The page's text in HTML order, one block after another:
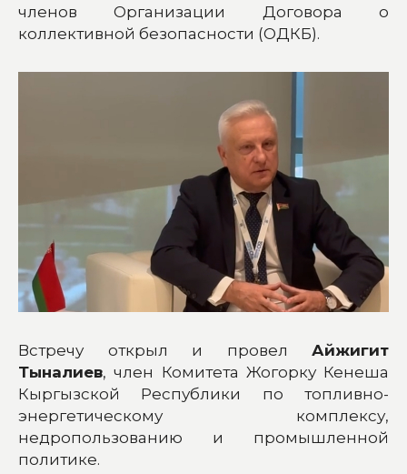
членов Организации Договора о
коллективной безопасности (ОДКБ).
Встречу открыл и провел Айжигит
Тыналиев, член Комитета Жогорку Кенеша
Кыргызской Республики по топливно-
энергетическому комплексу,
недропользованию и промышленной
политике.